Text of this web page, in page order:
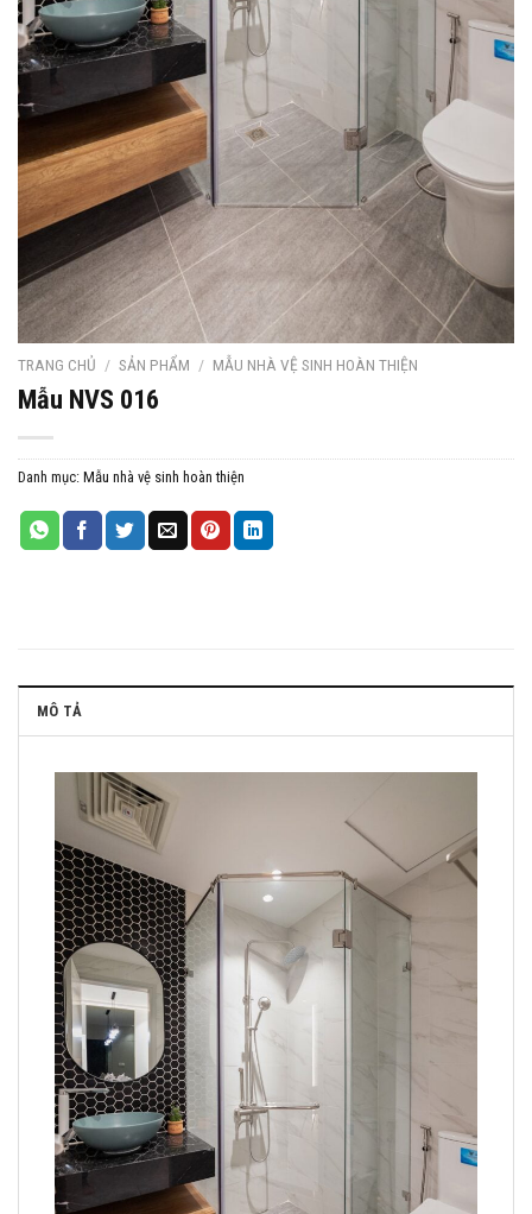
TRANG CHỦ / SẢN PHẨM / MẪU NHÀ VỆ SINH HOÀN THIỆN
Mẫu NVS 016
Danh mục: Mẫu nhà vệ sinh hoàn thiện
MÔ TẢ